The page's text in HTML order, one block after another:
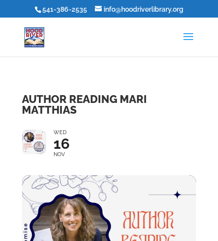
541-386-2535 info@hoodriverlibrary.org
AUTHOR READING MARI
MATTHIAS
WED
16
NOV